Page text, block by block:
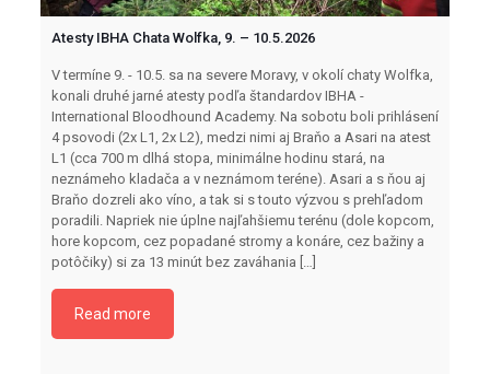
Atesty IBHA Chata Wolfka, 9. – 10.5.2026
V termíne 9. - 10.5. sa na severe Moravy, v okolí chaty Wolfka,
konali druhé jarné atesty podľa štandardov IBHA -
International Bloodhound Academy. Na sobotu boli prihlásení
4 psovodi (2x L1, 2x L2), medzi nimi aj Braňo a Asari na atest
L1 (cca 700 m dlhá stopa, minimálne hodinu stará, na
neznámeho kladača a v neznámom teréne). Asari a s ňou aj
Braňo dozreli ako víno, a tak si s touto výzvou s prehľadom
poradili. Napriek nie úplne najľahšiemu terénu (dole kopcom,
hore kopcom, cez popadané stromy a konáre, cez bažiny a
potôčiky) si za 13 minút bez zaváhania […]
Read more